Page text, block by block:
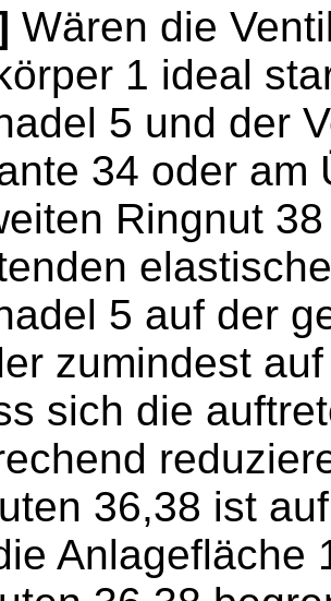
Wären die
1 ideal
5 und der
34 oder am
Ringnut
5 auf der
zumindest
sich die
36,38 ist
Anlagefläche